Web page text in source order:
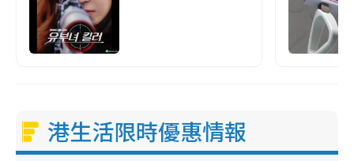
港生活限時優惠情報